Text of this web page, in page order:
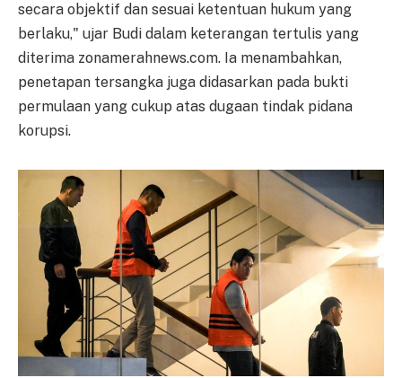
secara objektif dan sesuai ketentuan hukum yang
berlaku," ujar Budi dalam keterangan tertulis yang
diterima zonamerahnews.com. Ia menambahkan,
penetapan tersangka juga didasarkan pada bukti
permulaan yang cukup atas dugaan tindak pidana
korupsi.